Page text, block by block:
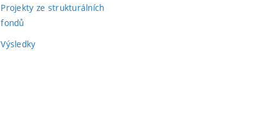
Projekty ze strukturálních
fondů
Výsledky